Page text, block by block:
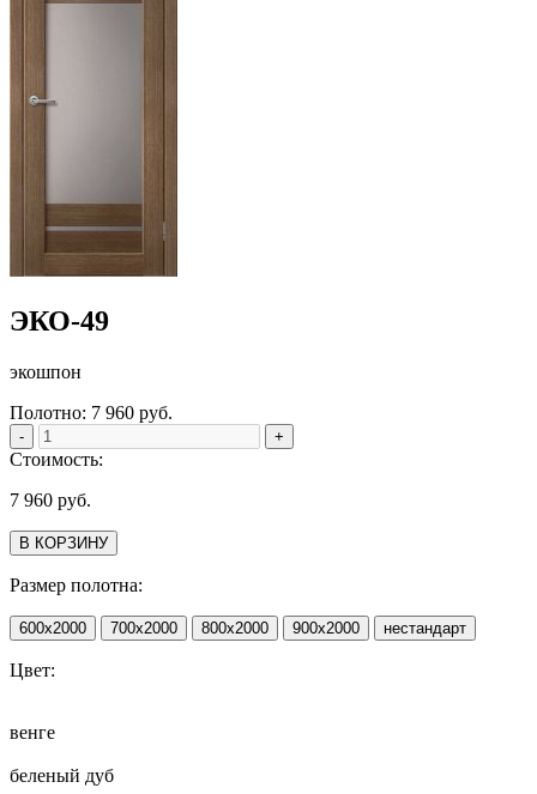
ЭКО-49
экошпон
Полотно: 7 960 руб.
- +
Стоимость:
7 960 руб.
В КОРЗИНУ
Размер полотна:
600х2000 700х2000 800х2000 900х2000 нестандарт
Цвет:
венге
беленый дуб